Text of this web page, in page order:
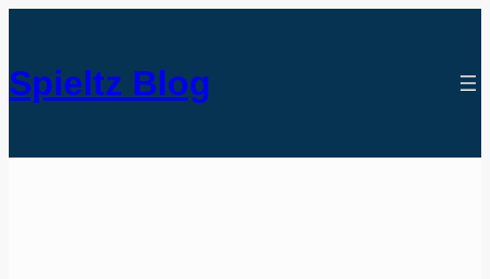
Spieltz Blog